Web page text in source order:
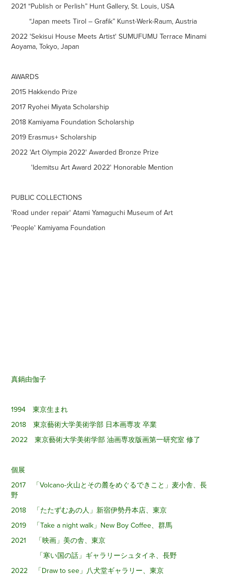
2021 “Publish or Perlish” Hunt Gallery, St. Louis, USA
“Japan meets Tirol – Grafik” Kunst-Werk-Raum, Austria
2022 'Sekisui House Meets Artist' SUMUFUMU Terrace Minami
Aoyama, Tokyo, Japan
AWARDS
2015 Hakkendo Prize
2017 Ryohei Miyata Scholarship
2018 Kamiyama Foundation Scholarship
2019 Erasmus+ Scholarship
2022 'Art Olympia 2022' Awarded Bronze Prize
'Idemitsu Art Award 2022' Honorable Mention
PUBLIC COLLECTIONS
'Road under repair' Atami Yamaguchi Museum of Art
'People' Kamiyama Foundation
真鍋由伽子
1994 東京生まれ
2018 東京藝術大学美術学部 日本画専攻 卒業
2022 東京藝術大学美術学部 油画専攻版画第一研究室 修了
個展
2017 「Volcano-火山とその麓をめぐるできこと」麦小舎、長
野
2018 「たたずむあの人」新宿伊勢丹本店、東京
2019 「Take a night walk」New Boy Coffee、群馬
2021 「映画」美の舎、東京
「寒い国の話」ギャラリーシュタイネ、長野
2022 「Draw to see」八犬堂ギャラリー、東京